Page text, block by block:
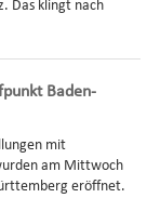
Das klingt nach
Baden-
mit
am Mittwoch
eröffnet.